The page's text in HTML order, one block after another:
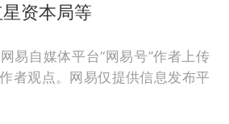
资本局等
易自媒体平台“网易号”作者上传
者观点。网易仅提供信息发布平